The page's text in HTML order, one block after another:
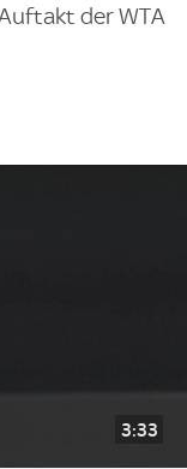
der WTA
3:33